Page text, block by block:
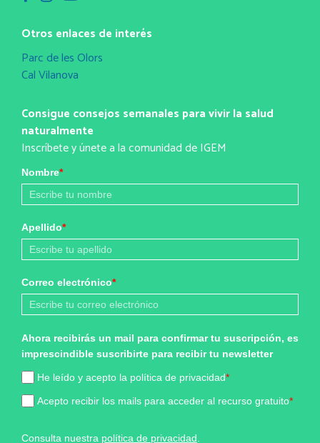
Otros enlaces de interés
Parc de les Olors
Cal Vilanova
Consigue consejos semanales para vivir la salud
naturalmente
Inscríbete y únete a la comunidad de IGEM
Nombre*
Apellido*
Correo electrónico*
Ahora recibirás un mail para confirmar tu suscripción, es
imprescindible suscribirte para recibir tu newsletter
He leído y acepto la política de privacidad*
Acepto recibir los mails para acceder al recurso gratuito*
Consulta nuestra política de privacidad